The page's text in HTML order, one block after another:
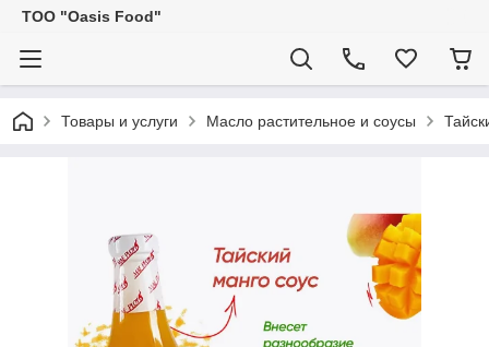
ТОО "Oasis Food"
Товары и услуги Масло растительное и соусы